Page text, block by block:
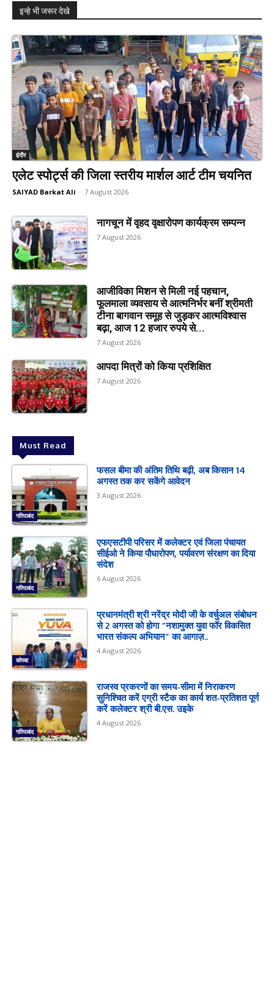
इन्हे भी जरूर देखे
इंदौर
एलेट स्पोर्ट्स की जिला स्तरीय मार्शल आर्ट टीम चयनित
SAIYAD Barkat Ali - 7 August 2026
नागचून में वृहद वृक्षारोपण कार्यक्रम सम्पन्न
7 August 2026
आजीविका मिशन से मिली नई पहचान,
फूलमाला व्यवसाय से आत्मनिर्भर बनीं श्रीमती
टीना बागवान समूह से जुड़कर आत्मविश्वास
बढ़ा, आज 12 हजार रुपये से...
7 August 2026
आपदा मित्रों को किया प्रशिक्षित
7 August 2026
Must Read
गरियाबंद
फसल बीमा की अंतिम तिथि बढ़ी, अब किसान 14
अगस्त तक कर सकेंगे आवेदन
3 August 2026
गरियाबंद
एफएसटीपी परिसर में कलेक्टर एवं जिला पंचायत
सीईओ ने किया पौधारोपण, पर्यावरण संरक्षण का दिया
संदेश
6 August 2026
कोरबा
प्रधानमंत्री श्री नरेंद्र मोदी जी के वर्चुअल संबोधन
से 2 अगस्त को होगा “नशामुक्त युवा फॉर विकसित
भारत संकल्प अभियान” का आगाज़..
4 August 2026
गरियाबंद
राजस्व प्रकरणों का समय-सीमा में निराकरण
सुनिश्चित करें एग्री स्टैक का कार्य शत-प्रतिशत पूर्ण
करें कलेक्टर श्री बी.एस. उइके
4 August 2026